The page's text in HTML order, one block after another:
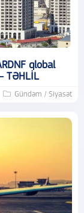
qlobal
TƏHLİL
Gündəm / Siyasət